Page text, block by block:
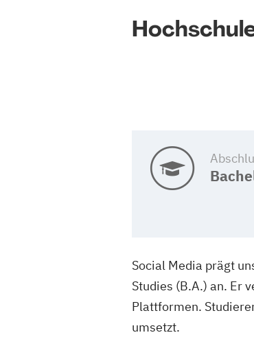
Social Media prägt
Studies (B.A.) an. Er
Plattformen.
umsetzt.